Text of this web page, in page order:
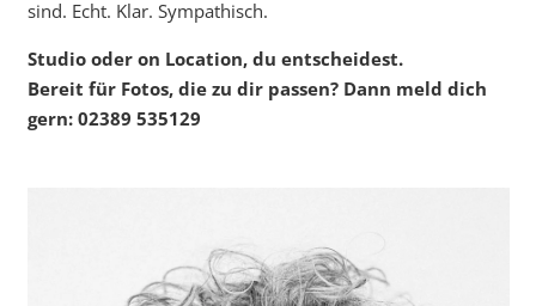
sind. Echt. Klar. Sympathisch.
Studio oder on Location, du entscheidest.
Bereit für Fotos, die zu dir passen? Dann meld dich
gern: 02389 535129